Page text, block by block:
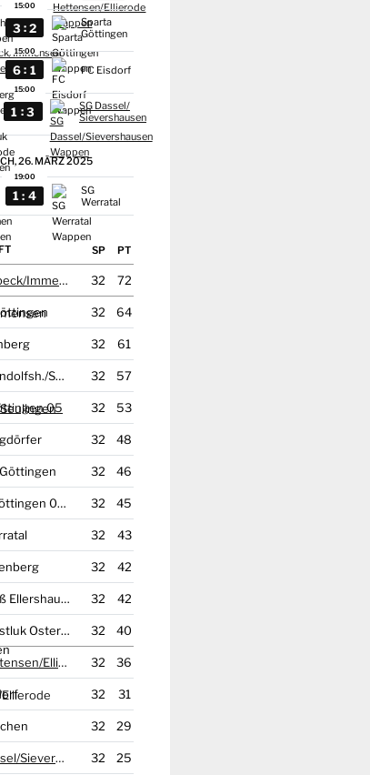
15:00
3 : 2
Sparta
Göttingen
15:00
6 : 1 FC Eisdorf
15:00
1 : 3
SG Dassel/
Sievershausen
26. MÄRZ 2025
19:00
1 : 4
SG
Werratal
Immensen 32 72
32 64
32 61
Seulingen 32 57
05 32 53
32 48
32 46
1. SC Göttingen 05 2 32 45
32 43
32 42
SV Groß Ellershausen 32 42
VfR Dostluk Osterode 32 40
Ellierode 32 36
32 31
32 29
Sievershausen 32 25